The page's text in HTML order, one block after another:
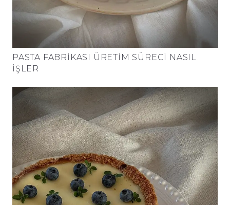
PASTA FABRIKASI ÜRETIM SÜRECI NASIL
İŞLER